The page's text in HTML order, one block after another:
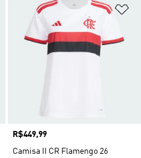
Adicionar à Lista de Desejos
Preço
R$449,99
Camisa II CR Flamengo 26